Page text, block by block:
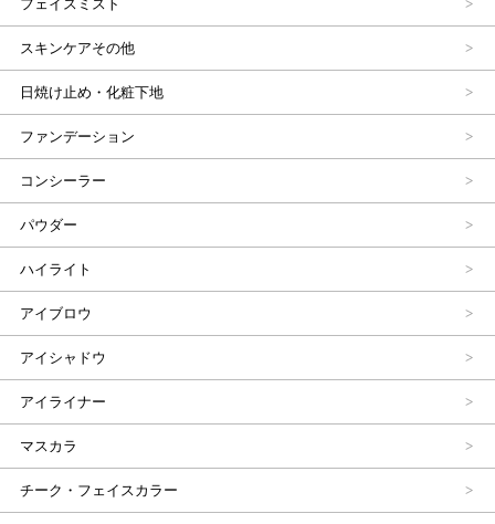
フェイスミスト
スキンケアその他
日焼け止め・化粧下地
ファンデーション
コンシーラー
パウダー
ハイライト
アイブロウ
アイシャドウ
アイライナー
マスカラ
チーク・フェイスカラー